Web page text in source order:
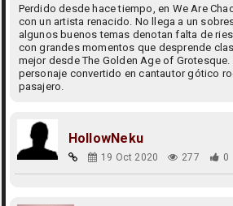
Perdido desde hace tiempo, en We Are
con un artista renacido. No llega a un
algunos buenos temas denotan falta de
con grandes momentos que desprende
mejor desde The Golden Age of Grotesque.
personaje convertido en cantautor gótico
pasajero.
HollowNeku
19 Oct 2020 277 0